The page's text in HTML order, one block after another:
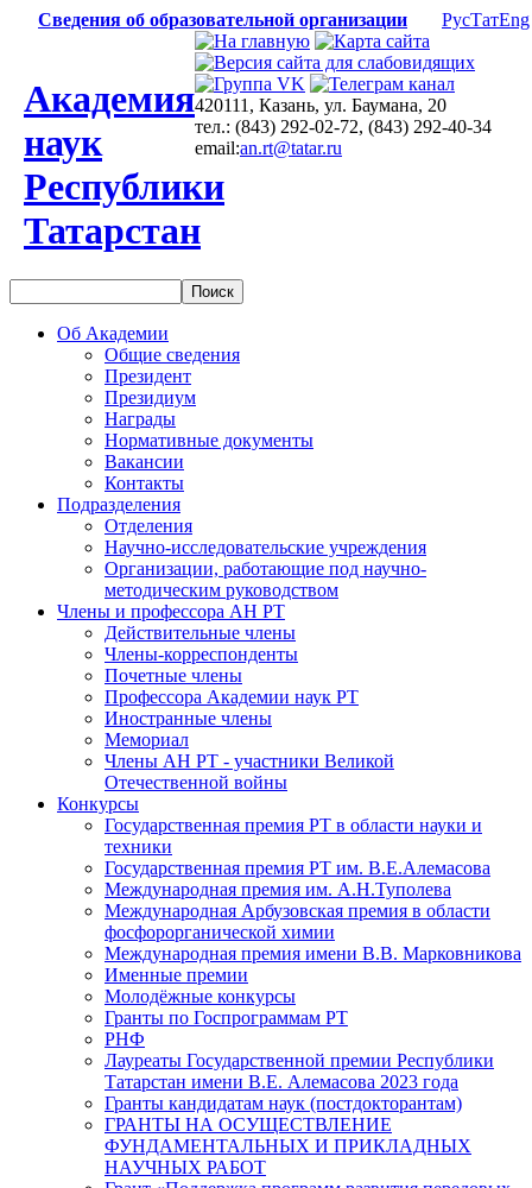
Сведения об образовательной организации РусТатEng
Академия
наук
Республики
Татарстан
420111, Казань, ул. Баумана, 20
тел.: (843) 292-02-72, (843) 292-40-34
email:an.rt@tatar.ru
Об Академии
Общие сведения
Президент
Президиум
Награды
Нормативные документы
Вакансии
Контакты
Подразделения
Отделения
Научно-исследовательские учреждения
Организации, работающие под научно-
методическим руководством
Члены и профессора АН РТ
Действительные члены
Члены-корреспонденты
Почетные члены
Профессора Академии наук РТ
Иностранные члены
Мемориал
Члены АН РТ - участники Великой
Отечественной войны
Конкурсы
Государственная премия РТ в области науки и
техники
Государственная премия РТ им. В.Е.Алемасова
Международная премия им. А.Н.Туполева
Международная Арбузовская премия в области
фосфорорганической химии
Международная премия имени В.В. Марковникова
Именные премии
Молодёжные конкурсы
Гранты по Госпрограммам РТ
РНФ
Лауреаты Государственной премии Республики
Татарстан имени В.Е. Алемасова 2023 года
Гранты кандидатам наук (постдокторантам)
ГРАНТЫ НА ОСУЩЕСТВЛЕНИЕ
ФУНДАМЕНТАЛЬНЫХ И ПРИКЛАДНЫХ
НАУЧНЫХ РАБОТ